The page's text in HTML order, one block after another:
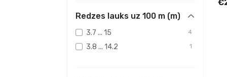
Redzes lauks uz 100 m (m)
3.7 ... 15 4
3.8 ... 14.2 1